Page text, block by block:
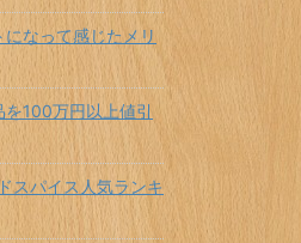
なって感じたメリ
を100万円以上値引
スパイス人気ランキ